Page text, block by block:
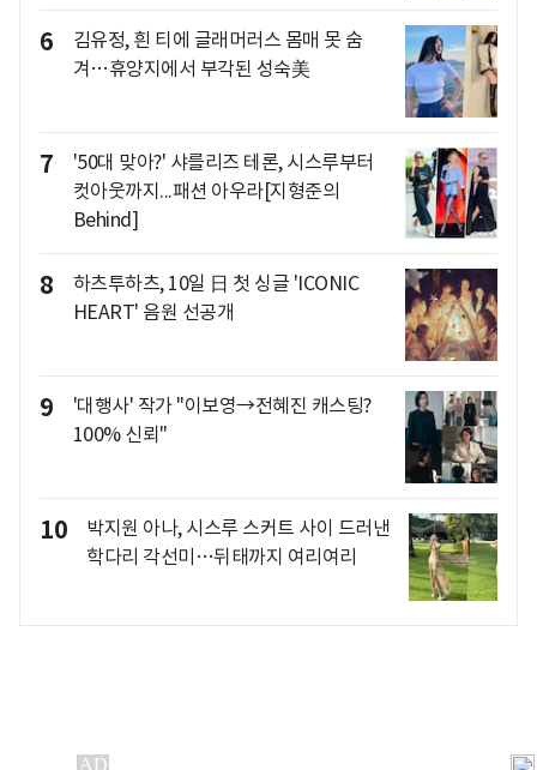
6
김유정, 흰 티에 글래머러스 몸매 못 숨
겨…휴양지에서 부각된 성숙美
7
'50대 맞아?' 샤를리즈 테론, 시스루부터
컷아웃까지...패션 아우라[지형준의
Behind]
8
하츠투하츠, 10일 日 첫 싱글 'ICONIC
HEART' 음원 선공개
9
'대행사' 작가 "이보영→전혜진 캐스팅?
100% 신뢰"
10
박지원 아나, 시스루 스커트 사이 드러낸
학다리 각선미…뒤태까지 여리여리